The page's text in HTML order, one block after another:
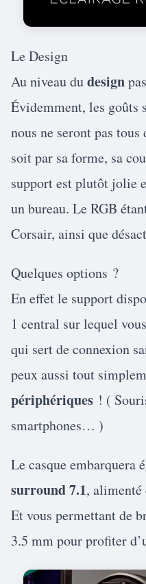
Le Design
Au niveau dudesign
Évidemment, les goûts
nous ne seront pas
soit par sa forme, sa
support est plutôt jolie
un bureau. Le RGB
Corsair, ainsi que
Quelques options ?
En effet le support
1 central sur lequel
qui sert de connexion
peux aussi tout
périphériques ! (
smartphones… )
Le casque embarquera
surround 7.1, alimenté
Et vous permettant de
3.5 mm pour profiter